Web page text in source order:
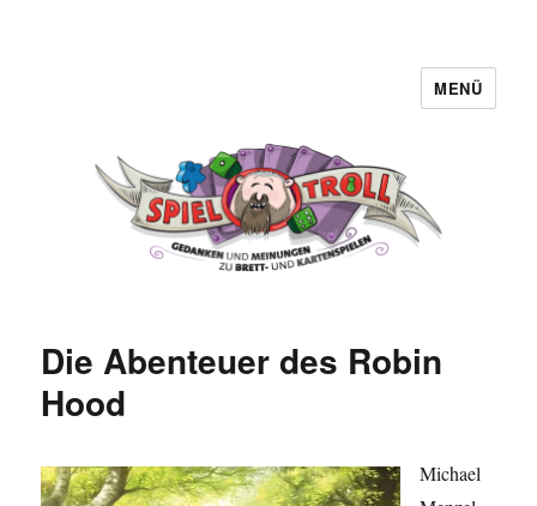
MENÜ
Die Abenteuer des Robin
Hood
Michael